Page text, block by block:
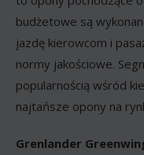
budżetowe są
jazdę kierowcom i
normy jakościowe.
popularnością wśród
najtańsze opony na
Grenlander